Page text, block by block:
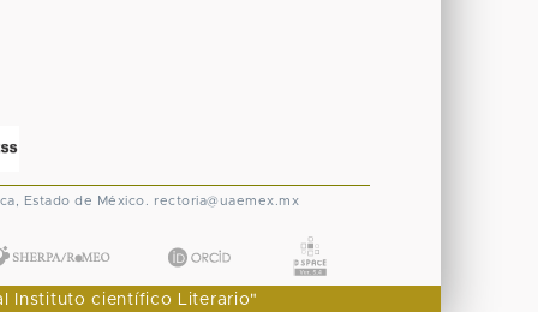
Estado de México. rectoria@uaemex.mx
Instituto científico Literario"